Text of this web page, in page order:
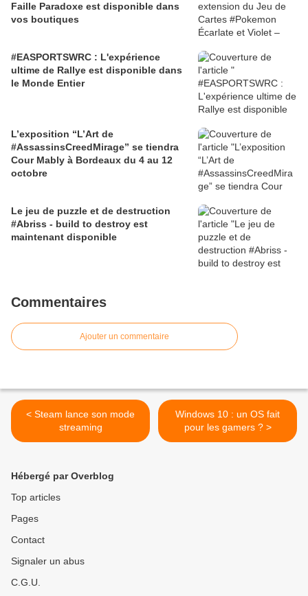
Faille Paradoxe est disponible dans
vos boutiques
#EASPORTSWRC : L'expérience
ultime de Rallye est disponible dans
le Monde Entier
L’exposition “L’Art de
#AssassinsCreedMirage” se tiendra
Cour Mably à Bordeaux du 4 au 12
octobre
Le jeu de puzzle et de destruction
#Abriss - build to destroy est
maintenant disponible
Commentaires
Ajouter un commentaire
< Steam lance son mode
streaming
Windows 10 : un OS fait
pour les gamers ? >
Hébergé par Overblog
Top articles
Pages
Contact
Signaler un abus
C.G.U.